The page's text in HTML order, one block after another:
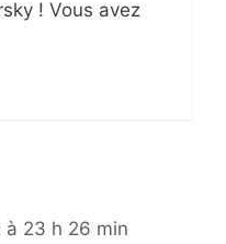
! Vous avez
à 23 h 26 min